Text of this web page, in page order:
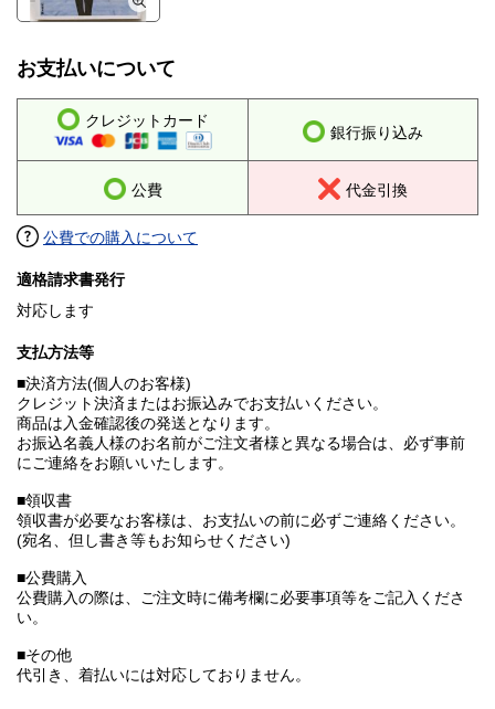
お支払いについて
クレジットカード
銀行振り込み
公費 代金引換
公費での購入について
適格請求書発行
対応します
支払方法等
■決済方法(個人のお客様)
クレジット決済またはお振込みでお支払いください。
商品は入金確認後の発送となります。
お振込名義人様のお名前がご注文者様と異なる場合は、必ず事前
にご連絡をお願いいたします。
■領収書
領収書が必要なお客様は、お支払いの前に必ずご連絡ください。
(宛名、但し書き等もお知らせください)
■公費購入
公費購入の際は、ご注文時に備考欄に必要事項等をご記入くださ
い。
■その他
代引き、着払いには対応しておりません。